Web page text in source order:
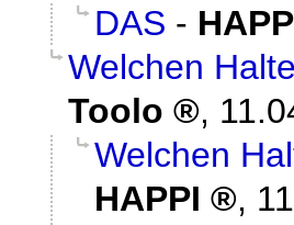
DAS -
Welchen
Toolo
,
Welchen
HAPPI
,